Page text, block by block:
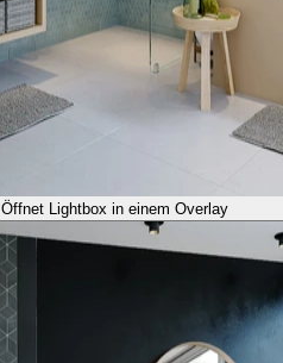
Öffnet Lightbox in einem Overlay